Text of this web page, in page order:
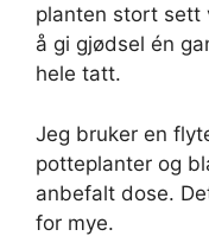
planten stort sett
å gi gjødsel én
hele tatt.
Jeg bruker en
potteplanter og
anbefalt dose.
for mye.